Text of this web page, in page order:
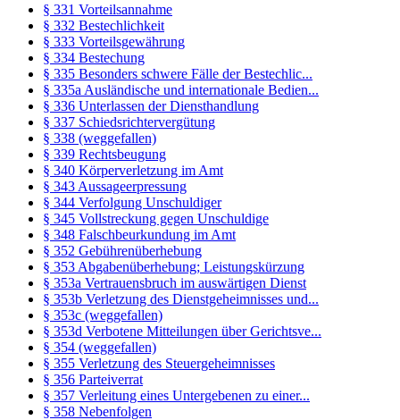
§ 331 Vorteilsannahme
§ 332 Bestechlichkeit
§ 333 Vorteilsgewährung
§ 334 Bestechung
§ 335 Besonders schwere Fälle der Bestechlic...
§ 335a Ausländische und internationale Bedien...
§ 336 Unterlassen der Diensthandlung
§ 337 Schiedsrichtervergütung
§ 338 (weggefallen)
§ 339 Rechtsbeugung
§ 340 Körperverletzung im Amt
§ 343 Aussageerpressung
§ 344 Verfolgung Unschuldiger
§ 345 Vollstreckung gegen Unschuldige
§ 348 Falschbeurkundung im Amt
§ 352 Gebührenüberhebung
§ 353 Abgabenüberhebung; Leistungskürzung
§ 353a Vertrauensbruch im auswärtigen Dienst
§ 353b Verletzung des Dienstgeheimnisses und...
§ 353c (weggefallen)
§ 353d Verbotene Mitteilungen über Gerichtsve...
§ 354 (weggefallen)
§ 355 Verletzung des Steuergeheimnisses
§ 356 Parteiverrat
§ 357 Verleitung eines Untergebenen zu einer...
§ 358 Nebenfolgen